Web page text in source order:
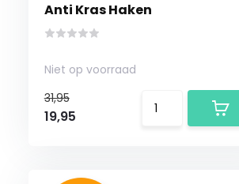
Anti Kras Haken
Niet op voorraad
31,95
19,95